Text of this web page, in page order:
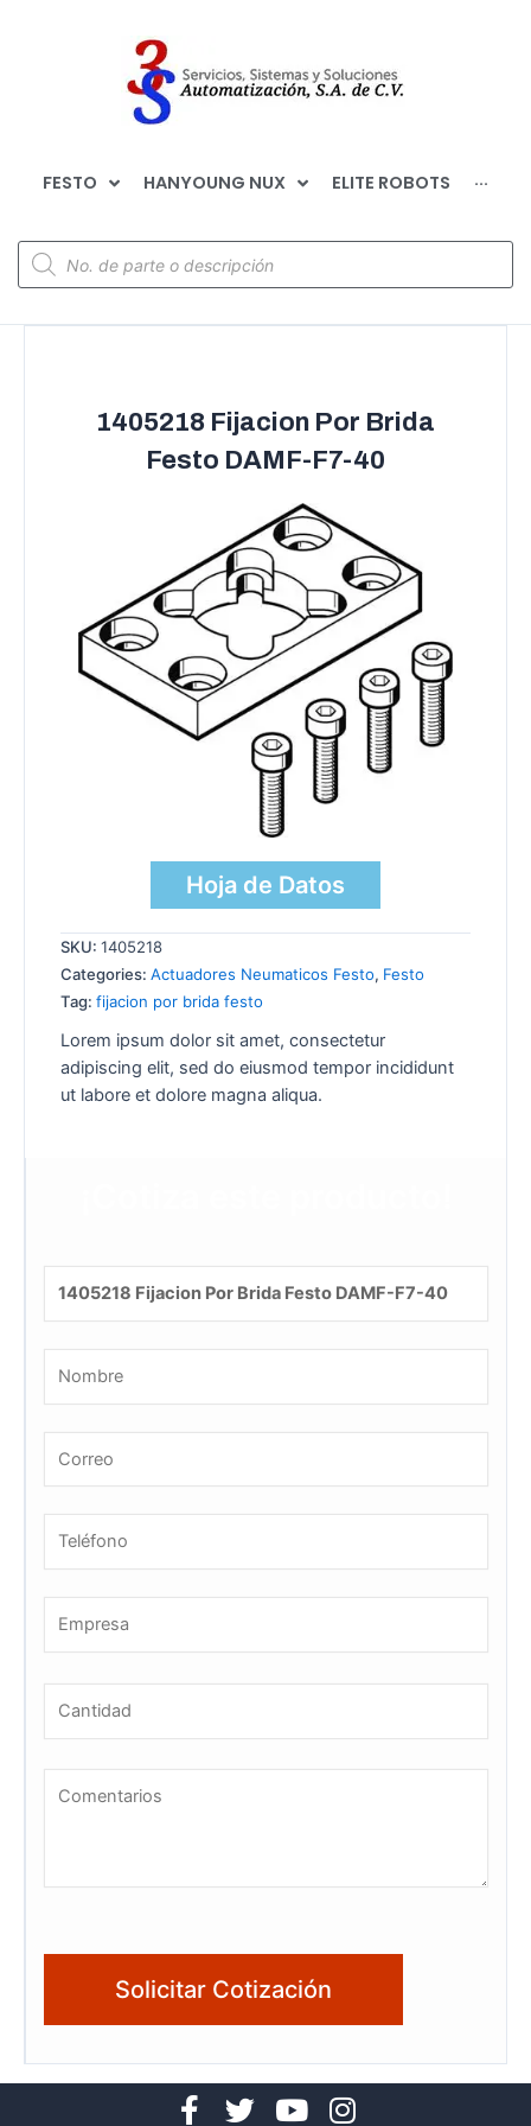
FESTO HANYOUNG NUX ELITE ROBOTS ···
1405218 Fijacion Por Brida
Festo DAMF-F7-40
Hoja de Datos
SKU: 1405218
Categories: Actuadores Neumaticos Festo, Festo
Tag: fijacion por brida festo
Lorem ipsum dolor sit amet, consectetur
adipiscing elit, sed do eiusmod tempor incididunt
ut labore et dolore magna aliqua.